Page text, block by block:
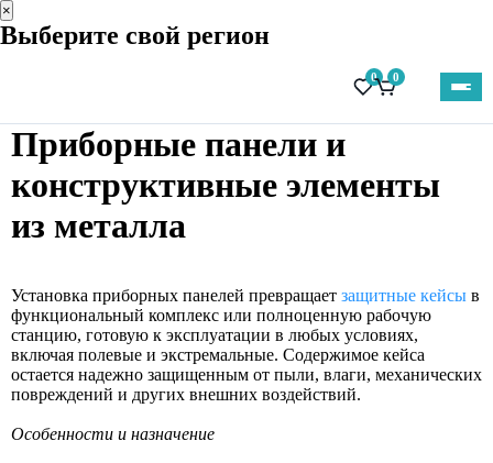
×
Выберите свой регион
0 0
Приборные панели и
конструктивные элементы
из металла
Установка приборных панелей превращает защитные кейсы в
функциональный комплекс или полноценную рабочую
станцию, готовую к эксплуатации в любых условиях,
включая полевые и экстремальные. Содержимое кейса
остается надежно защищенным от пыли, влаги, механических
повреждений и других внешних воздействий.
Особенности и назначение